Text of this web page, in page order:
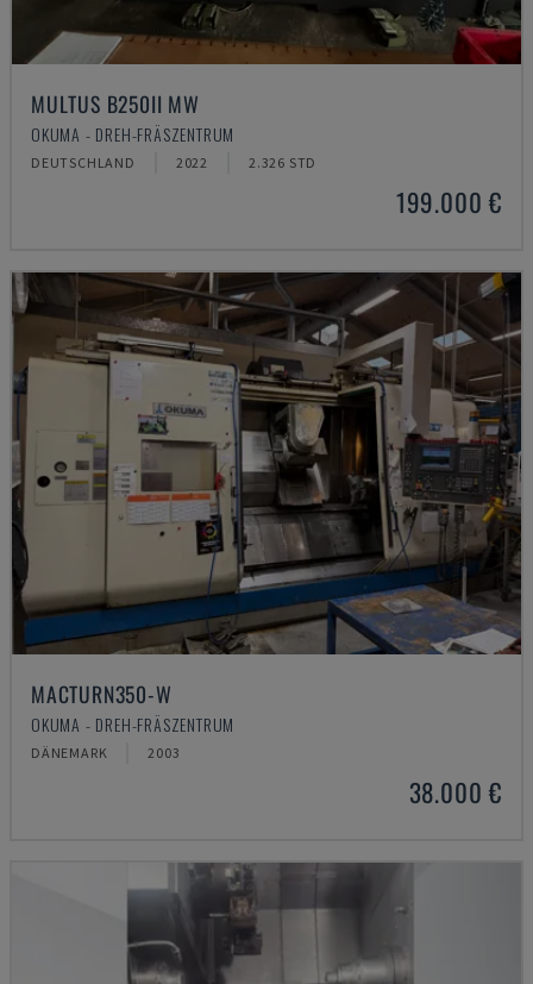
MULTUS B250II MW
OKUMA - DREH-FRÄSZENTRUM
DEUTSCHLAND 2022 2.326 STD
199.000 €
MACTURN350-W
OKUMA - DREH-FRÄSZENTRUM
DÄNEMARK 2003
38.000 €